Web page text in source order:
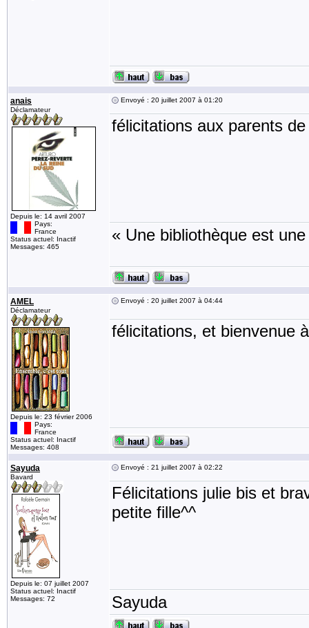
anais
Déclamateur
Depuis le: 14 avril 2007
Pays:
France
Status actuel: Inactif
Messages: 465
Envoyé : 20 juillet 2007 à 01:20
félicitations aux parents
« Une bibliothèque est
AMEL
Déclamateur
Depuis le: 23 février 2006
Pays:
France
Status actuel: Inactif
Messages: 408
Envoyé : 20 juillet 2007 à 04:44
félicitations, et bienvenue
Sayuda
Bavard
Depuis le: 07 juillet 2007
Status actuel: Inactif
Messages: 72
Envoyé : 21 juillet 2007 à 02:22
Félicitations julie bis et
petite fille^^
Sayuda